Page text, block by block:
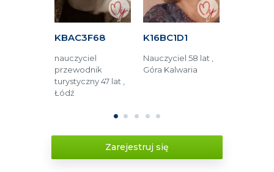
KBAC3F68
nauczyciel
przewodnik
turystyczny 47 lat ,
Łódź
K16BC1D1
Nauczyciel 58 lat ,
Góra Kalwaria
1 2 3 4 5
Zarejestruj się